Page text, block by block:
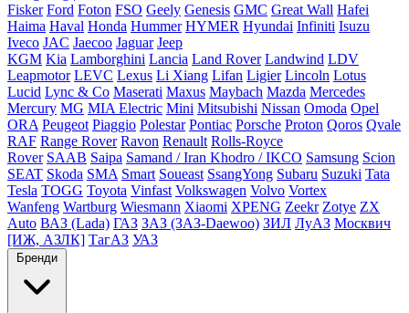
Fisker Ford Foton FSO Geely Genesis GMC Great Wall Hafei
Haima Haval Honda Hummer HYMER Hyundai Infiniti Isuzu
Iveco JAC Jaecoo Jaguar Jeep
KGM Kia Lamborghini Lancia Land Rover Landwind LDV
Leapmotor LEVC Lexus Li Xiang Lifan Ligier Lincoln Lotus
Lucid Lync & Co Maserati Maxus Maybach Mazda Mercedes
Mercury MG MIA Electric Mini Mitsubishi Nissan Omoda Opel
ORA Peugeot Piaggio Polestar Pontiac Porsche Proton Qoros Qvale
RAF Range Rover Ravon Renault Rolls-Royce
Rover SAAB Saipa Samand / Iran Khodro / IKCO Samsung Scion
SEAT Skoda SMA Smart Soueast SsangYong Subaru Suzuki Tata
Tesla TOGG Toyota Vinfast Volkswagen Volvo Vortex
Wanfeng Wartburg Wiesmann Xiaomi XPENG Zeekr Zotye ZX
Auto ВАЗ (Lada) ГАЗ ЗАЗ (ЗАЗ-Daewoo) ЗИЛ ЛуАЗ Москвич
[ИЖ, АЗЛК] ТагАЗ УАЗ
Бренди